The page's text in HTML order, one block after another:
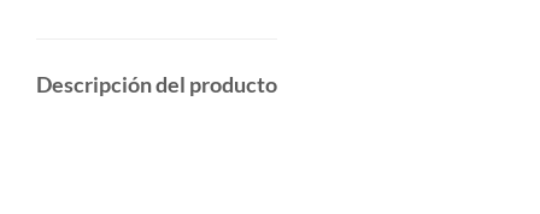
Descripción del producto